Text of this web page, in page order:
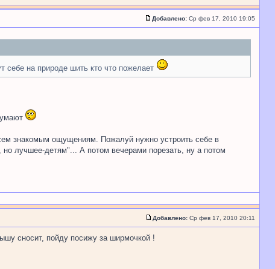
Добавлено: Ср фев 17, 2010 19:05
себе на природе шить кто что пожелает
знакомым ощущениям. Пожалуй нужно устроить себе в
но лучшее-детям"... А потом вечерами порезать, ну а потом
Добавлено: Ср фев 17, 2010 20:11
сносит, пойду посижу за ширмочкой !